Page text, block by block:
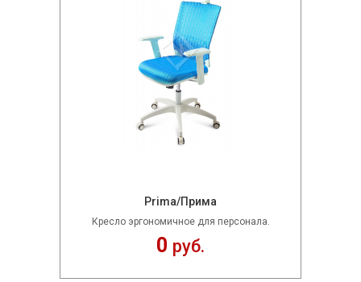
Prima/Прима
Кресло эргономичное для персонала.
0 руб.